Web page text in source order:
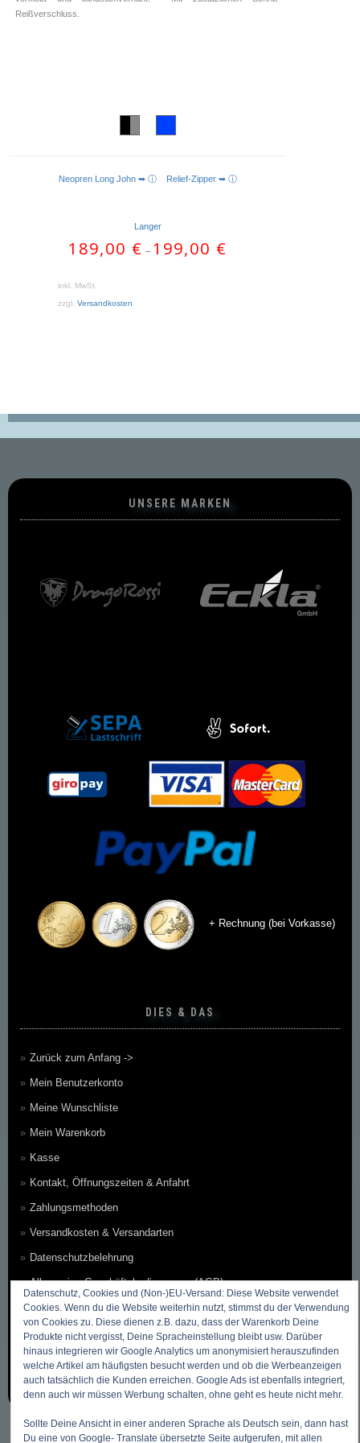
Reißverschluss.
AUSFÜHRUNG WÄHLEN
Neopren Long John ➥ ⓘ Relief-Zipper ➥ ⓘ
Langer
189,00 € – 199,00 €
inkl. MwSt.
zzgl.Versandkosten
UNSERE MARKEN
+ Rechnung (bei Vorkasse)
DIES & DAS
Zurück zum Anfang ->
Mein Benutzerkonto
Meine Wunschliste
Mein Warenkorb
Kasse
Kontakt, Öffnungszeiten & Anfahrt
Zahlungsmethoden
Versandkosten & Versandarten
Datenschutzbelehrung
Allgemeine Geschäftsbedingungen (AGB)
Erklärung zum Widerruf
Impressum
Über Uns
Sitemap ~ Inhaltsverzeichnis
Datenschutz, Cookies und (Non-)EU-Versand: Diese Website verwendet
Cookies. Wenn du die Website weiterhin nutzt, stimmst du der Verwendung
von Cookies zu. Diese dienen z.B. dazu, dass der Warenkorb Deine
Produkte nicht vergisst, Deine Spracheinstellung bleibt usw. Darüber
hinaus integrieren wir Google Analytics um anonymisiert herauszufinden
welche Artikel am häufigsten besucht werden und ob die Werbeanzeigen
auch tatsächlich die Kunden erreichen. Google Ads ist ebenfalls integriert,
denn auch wir müssen Werbung schalten, ohne geht es heute nicht mehr.
Sollte Deine Ansicht in einer anderen Sprache als Deutsch sein, dann hast
Du eine von Google- Translate übersetzte Seite aufgerufen, mit allen